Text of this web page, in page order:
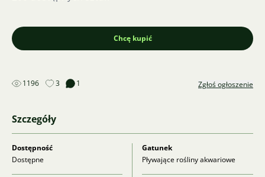
Chcę kupić
1196 3 1 Zgłoś ogłoszenie
Szczegóły
Dostępność
Dostępne
Gatunek
Pływające rośliny akwariowe